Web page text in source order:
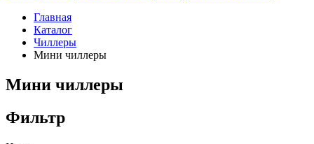
Главная
Каталог
Чиллеры
Мини чиллеры
Мини чиллеры
Фильтр